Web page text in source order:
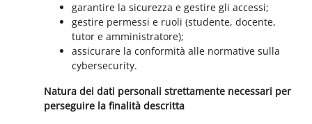
garantire la sicurezza e gestire gli accessi;
gestire permessi e ruoli (studente, docente,
tutor e amministratore);
assicurare la conformità alle normative sulla
cybersecurity.
Natura dei dati personali strettamente necessari per
perseguire la finalità descritta